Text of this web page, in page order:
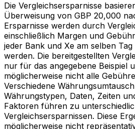
Die Vergleichsersparnisse
Überweisung von GBP 20,000
Ersparnisse werden durch
einschließlich Margen und
jeder Bank und Xe am selben
werden. Die bereitgestellten
nur für das angegebene Beispiel
möglicherweise nicht alle
Verschiedene
Währungstypen, Daten, Zeiten
Faktoren führen zu
Vergleichsersparnissen. Diese
möglicherweise nicht